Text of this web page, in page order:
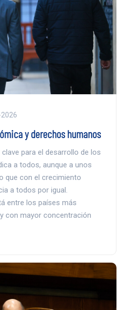
y derechos humanos
para el desarrollo de los
a todos, aunque a unos
que con el crecimiento
a todos por igual.
entre los países más
con mayor concentración